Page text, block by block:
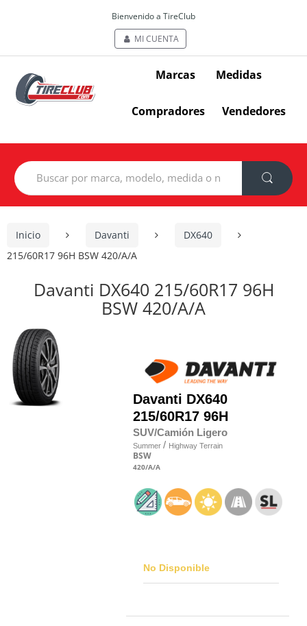
Bienvenido a TireClub
MI CUENTA
Marcas Medidas
Compradores Vendedores
Search
for:
Inicio Davanti
DX640
215/60R17 96H BSW 420/A/A
Davanti DX640 215/60R17 96H
BSW 420/A/A
Davanti DX640
215/60R17 96H
SUV/Camión Ligero
Summer / Highway Terrain
BSW
420/A/A
No Disponible